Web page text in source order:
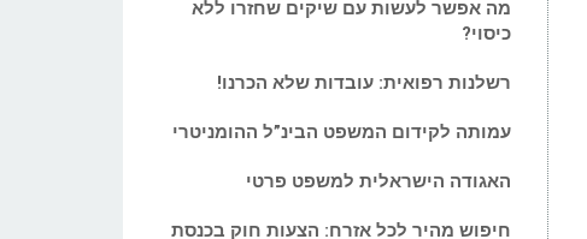
מה אפשר לעשות עם שיקים שחזרו ללא